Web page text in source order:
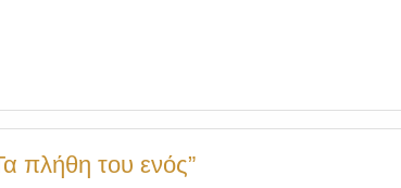
του ενός”